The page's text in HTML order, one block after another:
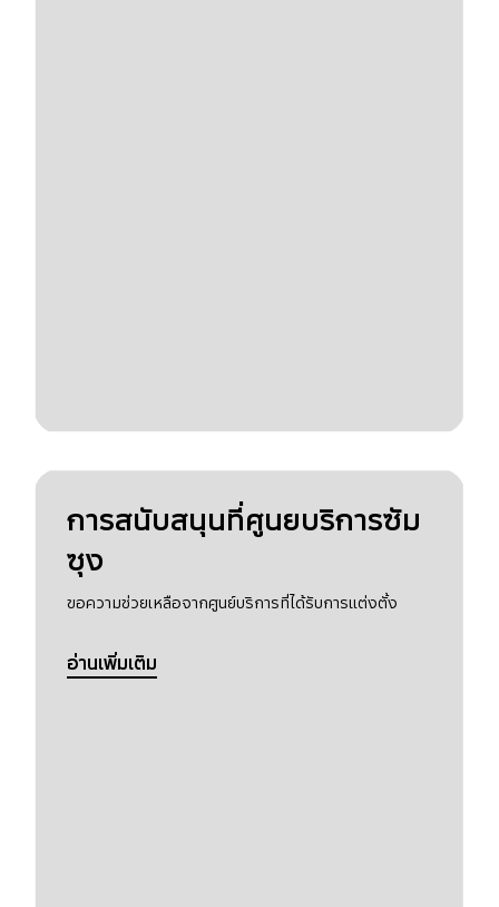
การสนับสนุนที่ศูนยบริการซัม
ซุง
ขอความช่วยเหลือจากศูนย์บริการที่ได้รับการแต่งตั้ง
อ่านเพิ่มเติม